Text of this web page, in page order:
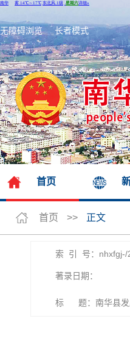
无障碍浏览 长者模式
首页
首页 >> 正文
索 引 号：nhxfgj-/
著录日期：
标 题：南华县发